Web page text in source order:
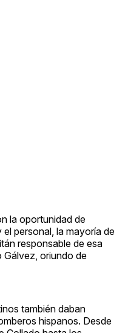
la oportunidad de
personal, la mayoría de
responsable de esa
Gálvez, oriundo de
también daban
hispanos. Desde